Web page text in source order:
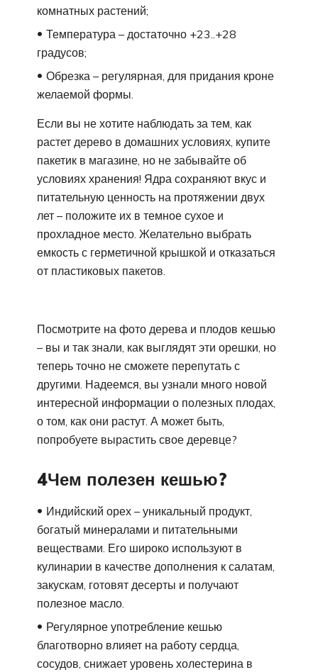
комнатных растений;
Температура – достаточно +23..+28
градусов;
Обрезка – регулярная, для придания кроне
желаемой формы.
Если вы не хотите наблюдать за тем, как
растет дерево в домашних условиях, купите
пакетик в магазине, но не забывайте об
условиях хранения! Ядра сохраняют вкус и
питательную ценность на протяжении двух
лет – положите их в темное сухое и
прохладное место. Желательно выбрать
емкость с герметичной крышкой и отказаться
от пластиковых пакетов.
Посмотрите на фото дерева и плодов кешью
– вы и так знали, как выглядят эти орешки, но
теперь точно не сможете перепутать с
другими. Надеемся, вы узнали много новой
интересной информации о полезных плодах,
о том, как они растут. А может быть,
попробуете вырастить свое деревце?
4Чем полезен кешью?
Индийский орех – уникальный продукт,
богатый минералами и питательными
веществами. Его широко используют в
кулинарии в качестве дополнения к салатам,
закускам, готовят десерты и получают
полезное масло.
Регулярное употребление кешью
благотворно влияет на работу сердца,
сосудов, снижает уровень холестерина в